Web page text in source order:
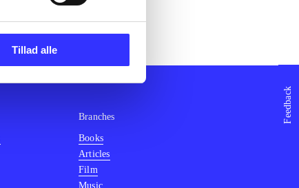
Tillad alle
Feedback
Branches
Books
Articles
Film
Music